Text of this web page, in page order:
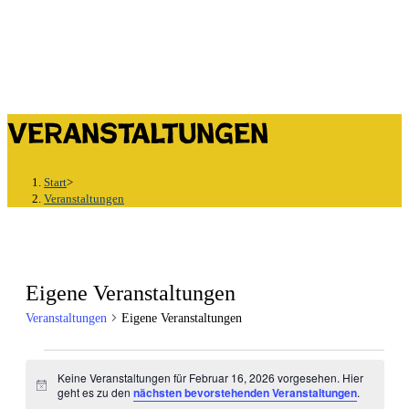
Veranstaltungen
Start>
Veranstaltungen
Eigene Veranstaltungen
Veranstaltungen Eigene Veranstaltungen
Februar
Hinweis
Keine Veranstaltungen für Februar 16, 2026 vorgesehen. Hier
geht es zu den nächsten bevorstehenden Veranstaltungen.